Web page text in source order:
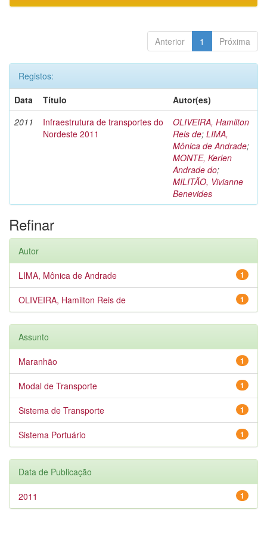
Anterior 1 Próxima
Registos:
Data
Título
Autor(es)
2011
Infraestrutura de transportes do
Nordeste 2011
OLIVEIRA, Hamilton
Reis de; LIMA,
Mônica de Andrade;
MONTE, Kerlen
Andrade do;
MILITÃO, Vivianne
Benevides
Refinar
Autor
1
LIMA, Mônica de Andrade
1
OLIVEIRA, Hamilton Reis de
Assunto
1
Maranhão
1
Modal de Transporte
1
Sistema de Transporte
1
Sistema Portuário
Data de Publicação
1
2011